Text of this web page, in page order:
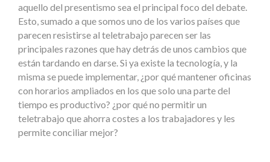
aquello del presentismo sea el principal foco del debate.
Esto, sumado a que somos uno de los varios países que
parecen resistirse al teletrabajo parecen ser las
principales razones que hay detrás de unos cambios que
están tardando en darse. Si ya existe la tecnología, y la
misma se puede implementar, ¿por qué mantener oficinas
con horarios ampliados en los que solo una parte del
tiempo es productivo? ¿por qué no permitir un
teletrabajo que ahorra costes a los trabajadores y les
permite conciliar mejor?